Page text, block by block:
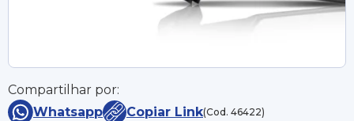
Compartilhar por:
Whatsapp
Copiar Link(Cod. 46422)